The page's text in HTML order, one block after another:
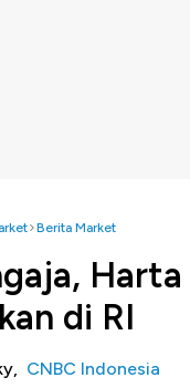
Berita Market
di RI
CNBC Indonesia